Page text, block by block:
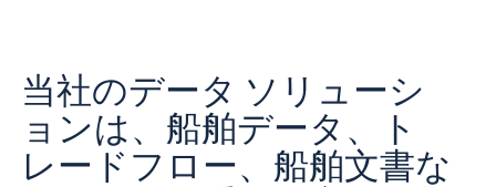
当社のデータ ソリューシ
ョンは、船舶データ、ト
レードフロー、船舶文書な